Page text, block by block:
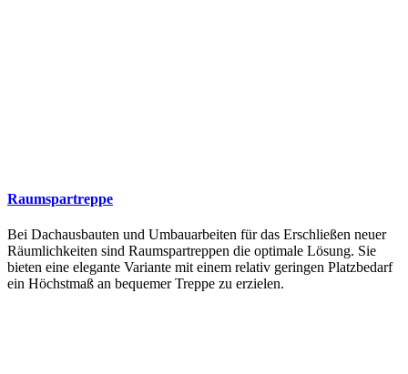
Raumspartreppe
Bei Dachausbauten und Umbauarbeiten für das Erschließen neuer
Räumlichkeiten sind Raumspartreppen die optimale Lösung. Sie
bieten eine elegante Variante mit einem relativ geringen Platzbedarf
ein Höchstmaß an bequemer Treppe zu erzielen.